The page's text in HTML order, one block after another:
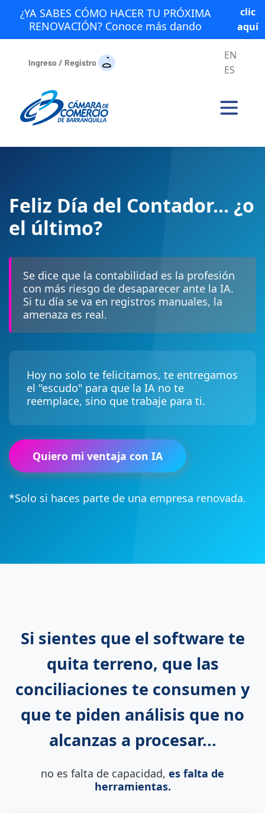
¿YA SABES CÓMO HACER TU PRÓXIMA
RENOVACIÓN? Conoce más dando
clic
aquí
Ingreso / Registro
EN
ES
Feliz Día del Contador... ¿o
el último?
Se dice que la contabilidad es la profesión
con más riesgo de desaparecer ante la IA.
Si tu día se va en registros manuales, la
amenaza es real.
Hoy no solo te felicitamos, te entregamos
el "escudo" para que la IA no te
reemplace, sino que trabaje para ti.
Quiero mi ventaja con IA
*Solo si haces parte de una empresa renovada.
Si sientes que el software te
quita terreno, que las
conciliaciones te consumen y
que te piden análisis que no
alcanzas a procesar...
no es falta de capacidad, es falta de
herramientas.